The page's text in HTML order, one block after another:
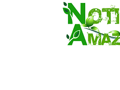
con una menor
frontera sur
Napo:
Archidona
Ecuador: dos
muertos en